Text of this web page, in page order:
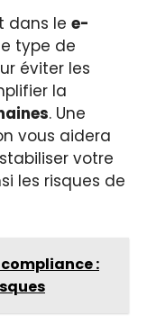
dans le e-
type de
éviter les
la
. Une
vous aidera
votre
les risques de
: